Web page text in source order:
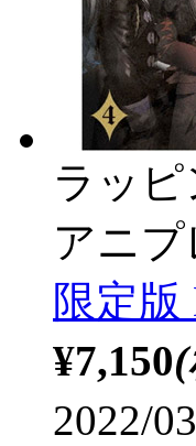
ラッ
アニ
限定版
¥7,150
2022/